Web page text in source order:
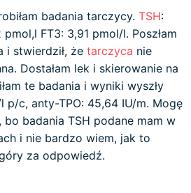
badania tarczycy. TSH:
pmol,l FT3: 3,91 pmol/l. Poszłam
i stwierdził, że tarczyca nie
Dostałam lek i skierowanie na
te badania i wyniki wyszły
p/c, anty-TPO: 45,64 IU/m. Mogę
badania TSH podane mam w
i nie bardzo wiem, jak to
za odpowiedź.